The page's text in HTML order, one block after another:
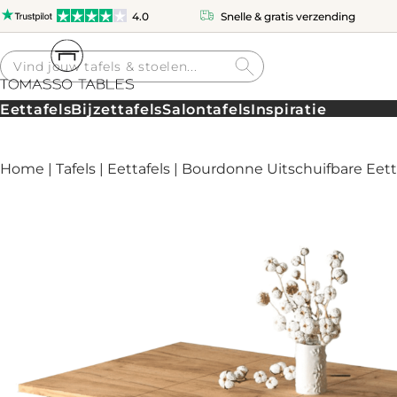
4.0 Snelle & gratis verzending
Producten
zoeken
EettafelsBijzettafelsSalontafelsInspiratie
Home | Tafels | Eettafels | Bourdonne Uitschuifbare